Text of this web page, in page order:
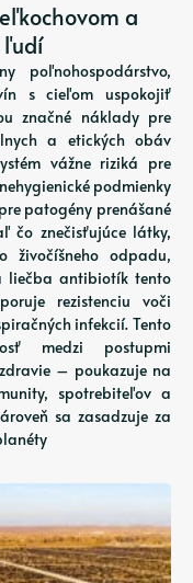
a
ľudí
poľnohospodárstvo,
s cieľom uspokojiť
značné náklady pre
a etických obáv
vážne riziká pre
podmienky
patogény prenášané
čo znečisťujúce látky,
odpadu,
liečba antibiotík tento
rezistenciu voči
infekcií. Tento
medzi postupmi
– poukazuje na
spotrebiteľov a
sa zasadzuje za